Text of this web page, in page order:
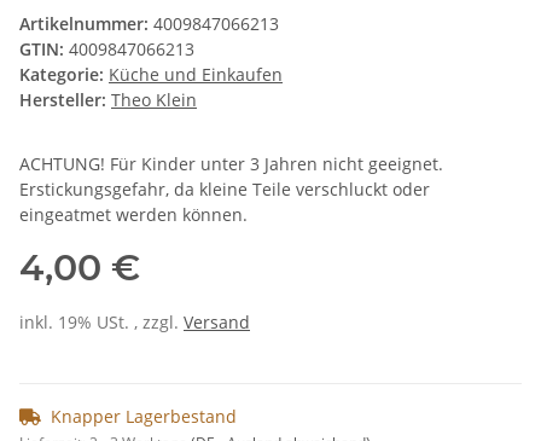
Artikelnummer: 4009847066213
GTIN: 4009847066213
Kategorie: Küche und Einkaufen
Hersteller: Theo Klein
ACHTUNG! Für Kinder unter 3 Jahren nicht geeignet.
Erstickungsgefahr, da kleine Teile verschluckt oder
eingeatmet werden können.
4,00 €
inkl. 19% USt. , zzgl. Versand
Knapper Lagerbestand